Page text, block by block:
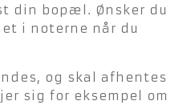
din bopæl. Ønsker du
i noterne når du
og skal afhentes
sig for eksempel om